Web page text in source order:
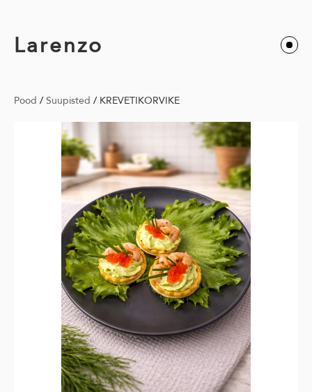
Larenzo
Pood / Suupisted / KREVETIKORVIKE